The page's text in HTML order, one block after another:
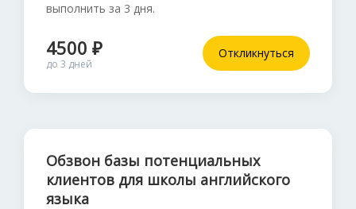
выполнить за 3 дня.
4500 ₽
до 3 дней
Откликнуться
Обзвон базы потенциальных
клиентов для школы английского
языка